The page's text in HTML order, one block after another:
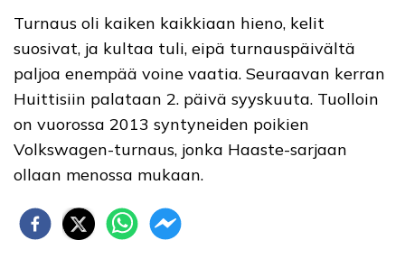
Turnaus oli kaiken kaikkiaan hieno, kelit
suosivat, ja kultaa tuli, eipä turnauspäivältä
paljoa enempää voine vaatia. Seuraavan kerran
Huittisiin palataan 2. päivä syyskuuta. Tuolloin
on vuorossa 2013 syntyneiden poikien
Volkswagen-turnaus, jonka Haaste-sarjaan
ollaan menossa mukaan.